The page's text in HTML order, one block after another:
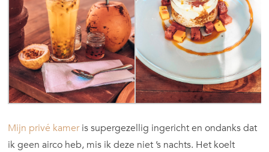
Mijn privé kameris supergezellig ingericht en ondanks dat
ik geen airco heb, mis ik deze niet ’s nachts. Het koelt